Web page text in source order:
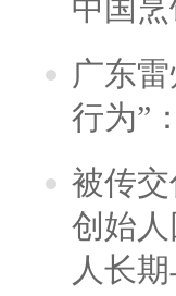
中国
广东
行为”
被传
创始
人长